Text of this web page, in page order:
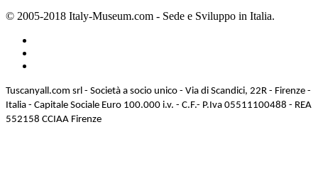
© 2005-2018 Italy-Museum.com - Sede e Sviluppo in Italia.
Tuscanyall.com srl - Società a socio unico - Via di Scandici, 22R - Firenze -
Italia - Capitale Sociale Euro 100.000 i.v. - C.F.- P.Iva 05511100488 - REA
552158 CCIAA Firenze